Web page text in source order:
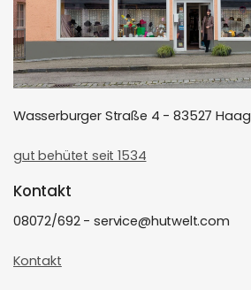
Wasserburger Straße 4 - 83527 Haag
gut behütet seit 1534
Kontakt
08072/692 - service@hutwelt.com
Kontakt